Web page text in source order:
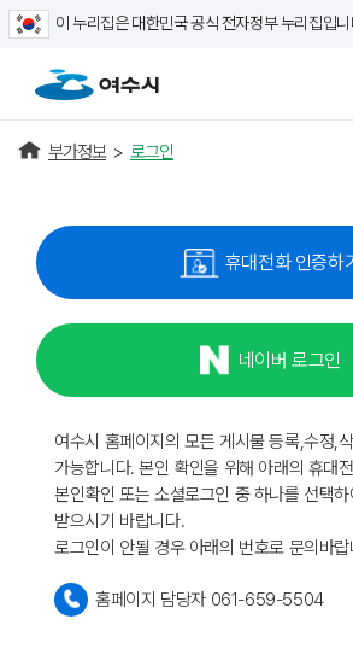
이 누리집은 대한민국 공식 전자정부 누리집입니
부가정보 > 로그인
휴대전화 인증하
네이버 로그인
여수시 홈페이지의 모든 게시물 등록,수정,
가능합니다. 본인 확인을 위해 아래의 휴대
본인확인 또는 소셜로그인 중 하나를 선택
받으시기 바랍니다.
로그인이 안될 경우 아래의 번호로 문의바랍
홈페이지 담당자 061-659-5504